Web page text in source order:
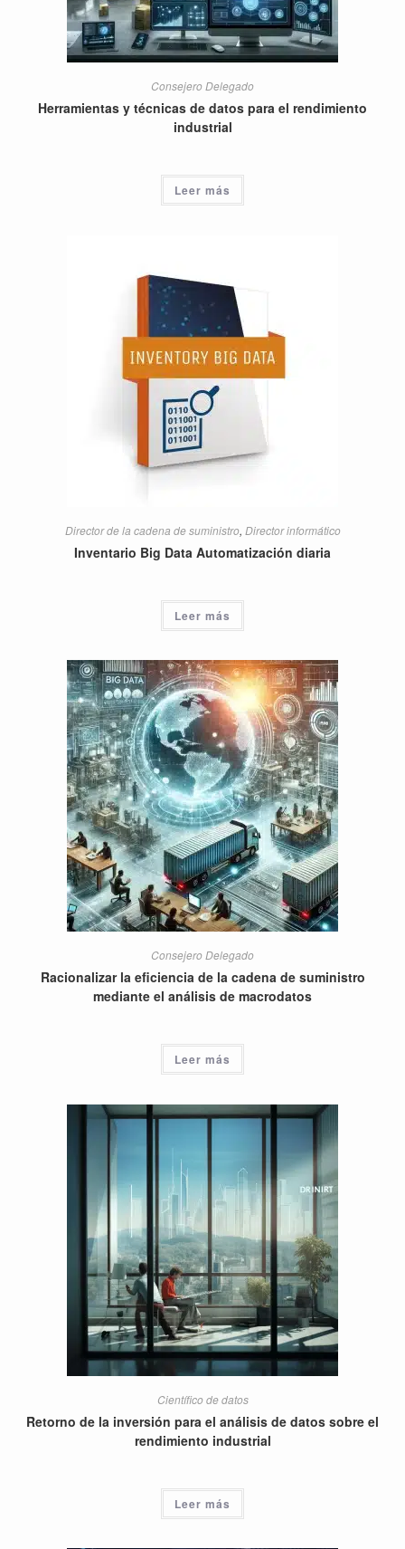
Consejero Delegado
Herramientas y técnicas de datos para el rendimiento
industrial
Leer más
Director de la cadena de suministro, Director informático
Inventario Big Data Automatización diaria
Leer más
Consejero Delegado
Racionalizar la eficiencia de la cadena de suministro
mediante el análisis de macrodatos
Leer más
Científico de datos
Retorno de la inversión para el análisis de datos sobre el
rendimiento industrial
Leer más